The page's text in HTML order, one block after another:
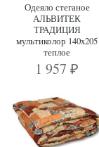
Одеяло стеганое
АЛЬВИТЕК
ТРАДИЦИЯ
мультиколор 140x205
теплое
1 957₽